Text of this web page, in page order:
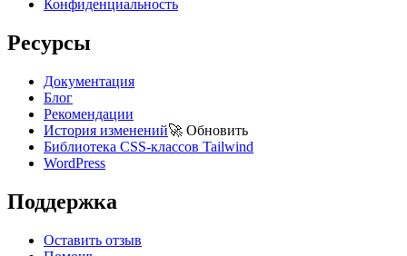
Конфиденциальность
Ресурсы
Документация
Блог
Рекомендации
История изменений🚀 Обновить
Библиотека CSS-классов Tailwind
WordPress
Поддержка
Оставить отзыв